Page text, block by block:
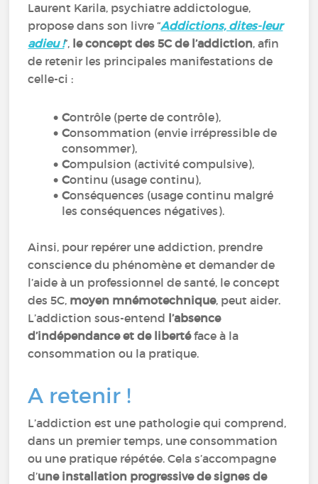
Laurent Karila, psychiatre addictologue,
propose dans son livre “Addictions, dites-leur
adieu !”, le concept des 5C de l’addiction, afin
de retenir les principales manifestations de
celle-ci :
Contrôle (perte de contrôle),
Consommation (envie irrépressible de
consommer),
Compulsion (activité compulsive),
Continu (usage continu),
Conséquences (usage continu malgré
les conséquences négatives).
Ainsi, pour repérer une addiction, prendre
conscience du phénomène et demander de
l’aide à un professionnel de santé, le concept
des 5C, moyen mnémotechnique, peut aider.
L’addiction sous-entend l’absence
d’indépendance et de libertéface à la
consommation ou la pratique.
A retenir !
L’addiction est une pathologie qui comprend,
dans un premier temps, une consommation
ou une pratique répétée. Cela s’accompagne
d’une installation progressive de signes de